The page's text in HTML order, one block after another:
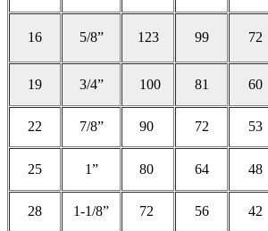
16 5/8” 123 99 72
19 3/4” 100 81 60
22 7/8” 90 72 53
25 1” 80 64 48
28 1-1/8” 72 56 42